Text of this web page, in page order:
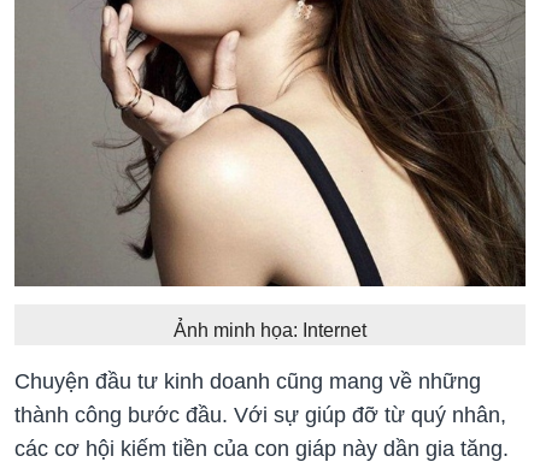
Ảnh minh họa: Internet
Chuyện đầu tư kinh doanh cũng mang về những
thành công bước đầu. Với sự giúp đỡ từ quý nhân,
các cơ hội kiếm tiền của con giáp này dần gia tăng.